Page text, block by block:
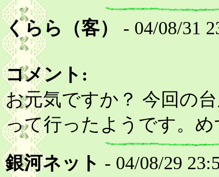
くらら（客）
- 04/08/31
コメント:
お元気ですか？ 今回の
って行ったようです。
銀河ネット - 04/08/29